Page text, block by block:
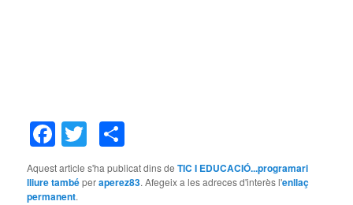
Facebook
Twitter
Aquest article s'ha publicat dins deTIC I EDUCACIÓ...programari
lliure tambéperaperez83. Afegeix a les adreces d'interès l'enllaç
permanent.